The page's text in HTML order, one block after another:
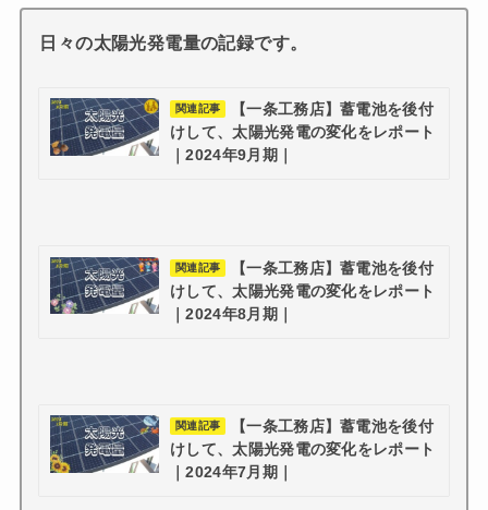
日々の太陽光発電量の記録です。
関連記事
【一条工務店】蓄電池を後付
けして、太陽光発電の変化をレポート
｜2024年9月期｜
関連記事
【一条工務店】蓄電池を後付
けして、太陽光発電の変化をレポート
｜2024年8月期｜
関連記事
【一条工務店】蓄電池を後付
けして、太陽光発電の変化をレポート
｜2024年7月期｜